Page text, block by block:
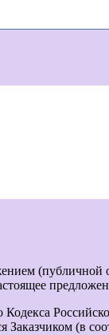
Кодекса
Заказчиком (в